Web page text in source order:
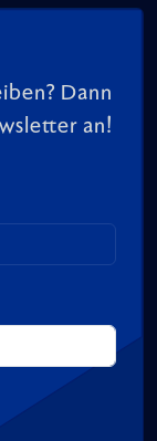
Dann
an!